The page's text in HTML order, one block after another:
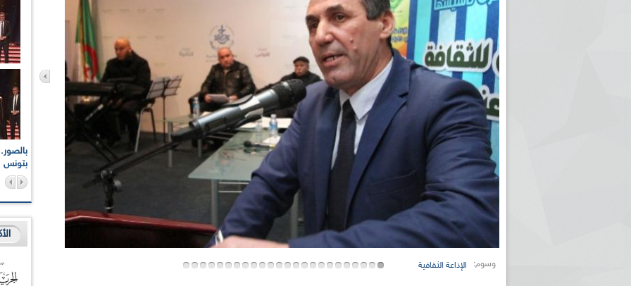
وسوم: الإذاعة الثقافية
بتونس
الإذاعة الجزائرية تقف دقيقة صمت ترحما على أرواح شهداء
17 أكتوبر 1961
بالصور... اللقاء الوطني لمديري الإذاعات الوطنية والجهوية
حول مرافقة وتغطية الإنتخابات المحلية لـ27 نوفمبر 2021
الإذاعة الجزائرية للرياضيين البارالمبيين المتوجين